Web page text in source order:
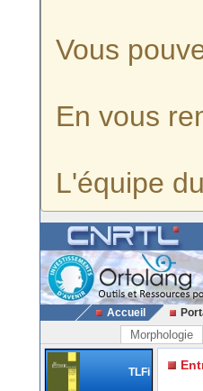
Vous
En vous
L'équipe
Accueil
Morphologie
TLFi